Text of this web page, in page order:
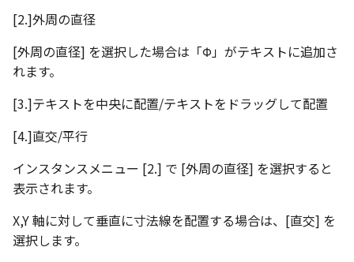
[2.]外周の直径
[外周の直径] を選択した場合は「Φ」がテキストに追加さ
れます。
[3.]テキストを中央に配置/テキストをドラッグして配置
[4.]直交/平行
インスタンスメニュー [2.] で [外周の直径] を選択すると
表示されます。
X,Y 軸に対して垂直に寸法線を配置する場合は、[直交] を
選択します。